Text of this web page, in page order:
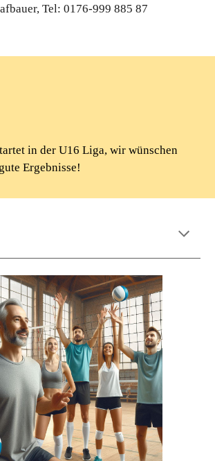
Tel:0176-999 885 87
in der U16 Liga, wir wünschen
Ergebnisse!